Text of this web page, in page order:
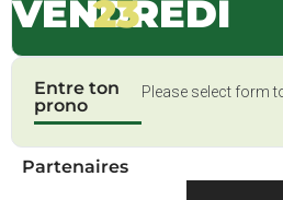
VENDREDI
23
Entre ton
prono
Please select form
Partenaires